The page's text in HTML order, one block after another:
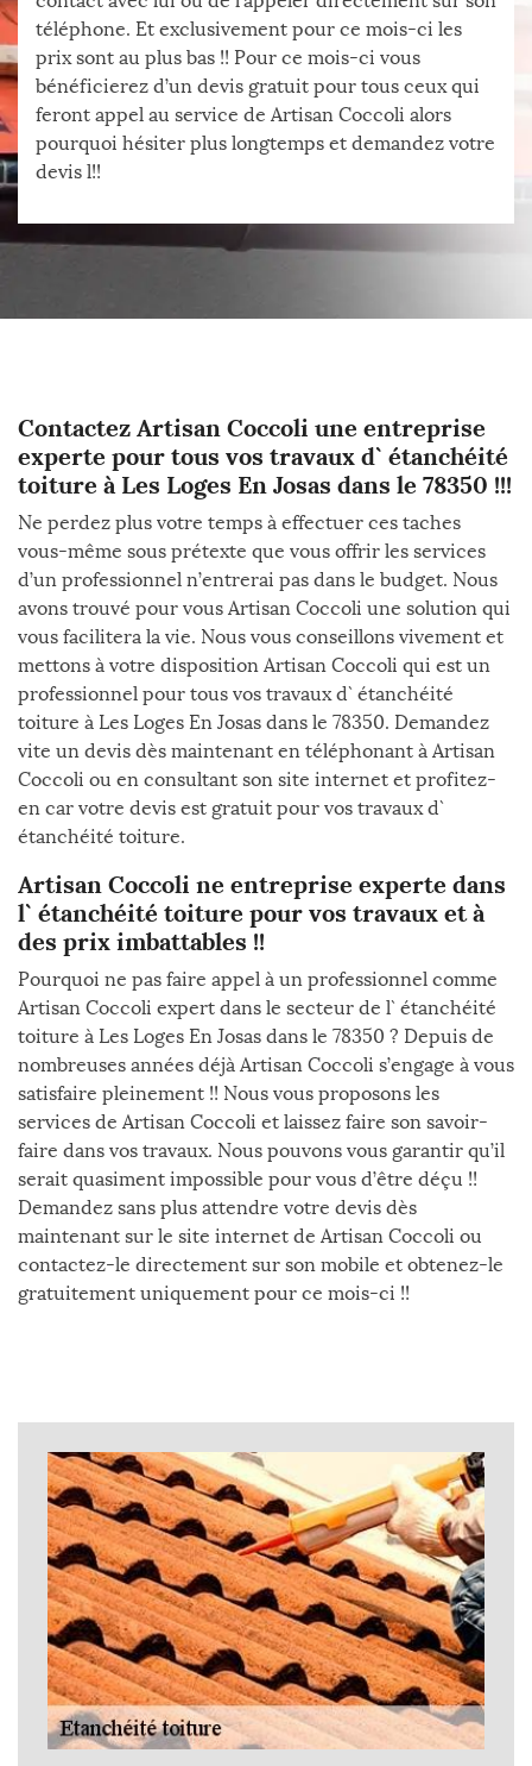
téléphone. Et exclusivement pour ce mois-ci les
prix sont au plus bas !! Pour ce mois-ci vous
bénéficierez d’un devis gratuit pour tous ceux qui
feront appel au service de Artisan Coccoli alors
pourquoi hésiter plus longtemps et demandez votre
devis l!!
Contactez Artisan Coccoli une entreprise
experte pour tous vos travaux d` étanchéité
toiture à Les Loges En Josas dans le 78350 !!!
Ne perdez plus votre temps à effectuer ces taches
vous-même sous prétexte que vous offrir les services
d’un professionnel n’entrerai pas dans le budget. Nous
avons trouvé pour vous Artisan Coccoli une solution qui
vous facilitera la vie. Nous vous conseillons vivement et
mettons à votre disposition Artisan Coccoli qui est un
professionnel pour tous vos travaux d` étanchéité
toiture à Les Loges En Josas dans le 78350. Demandez
vite un devis dès maintenant en téléphonant à Artisan
Coccoli ou en consultant son site internet et profitez-
en car votre devis est gratuit pour vos travaux d`
étanchéité toiture.
Artisan Coccoli ne entreprise experte dans
l` étanchéité toiture pour vos travaux et à
des prix imbattables !!
Pourquoi ne pas faire appel à un professionnel comme
Artisan Coccoli expert dans le secteur de l` étanchéité
toiture à Les Loges En Josas dans le 78350 ? Depuis de
nombreuses années déjà Artisan Coccoli s’engage à vous
satisfaire pleinement !! Nous vous proposons les
services de Artisan Coccoli et laissez faire son savoir-
faire dans vos travaux. Nous pouvons vous garantir qu’il
serait quasiment impossible pour vous d’être déçu !!
Demandez sans plus attendre votre devis dès
maintenant sur le site internet de Artisan Coccoli ou
contactez-le directement sur son mobile et obtenez-le
gratuitement uniquement pour ce mois-ci !!